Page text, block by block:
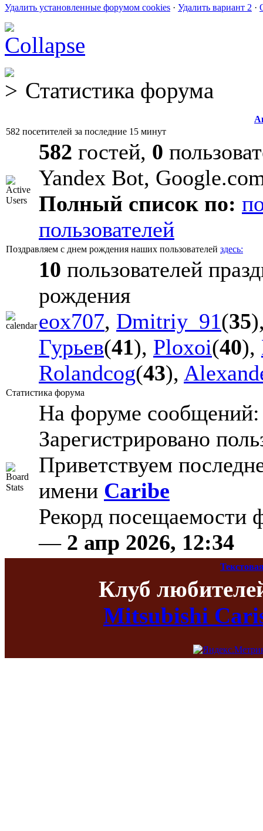
Удалить установленные форумом cookies · Удалить вариант 2 ·
Статистика форума
582 посетителей за последние 15 минут
582 гостей, 0
Yandex Bot,
Полный список по:
пользователей
Поздравляем с днем рождения наших пользователей здесь:
10 пользователей
рождения
eox707, Dmitriy_91(35
Гурьев(41), Ploxoi(40),
Rolandcog(43),
Статистика форума
На форуме
Зарегистрировано
Приветствуем
имени Caribe
Рекорд
— 2 апр 2026, 12:34
Клуб
Mitsubishi